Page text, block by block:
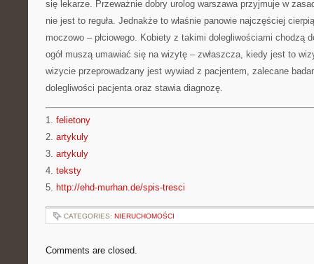
się lekarze. Przeważnie dobry urolog warszawa przyjmuje w
nie jest to reguła. Jednakże to właśnie panowie najczęściej
moczowo – płciowego. Kobiety z takimi dolegliwościami chodzą
ogół muszą umawiać się na wizytę – zwłaszcza, kiedy jest to
wizycie przeprowadzany jest wywiad z pacjentem, zalecane
dolegliwości pacjenta oraz stawia diagnozę.
1. felietony
2. artykuly
3. artykuly
4. teksty
5. http://ehd-murhan.de/spis-tresci
CATEGORIES: NIERUCHOMOŚCI
Comments are closed.